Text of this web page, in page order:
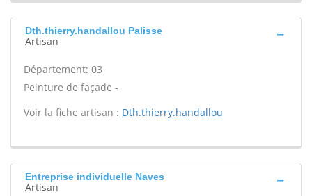
Dth.thierry.handallou Palisse
Artisan
Département: 03
Peinture de façade -
Voir la fiche artisan : Dth.thierry.handallou
Entreprise individuelle Naves
Artisan